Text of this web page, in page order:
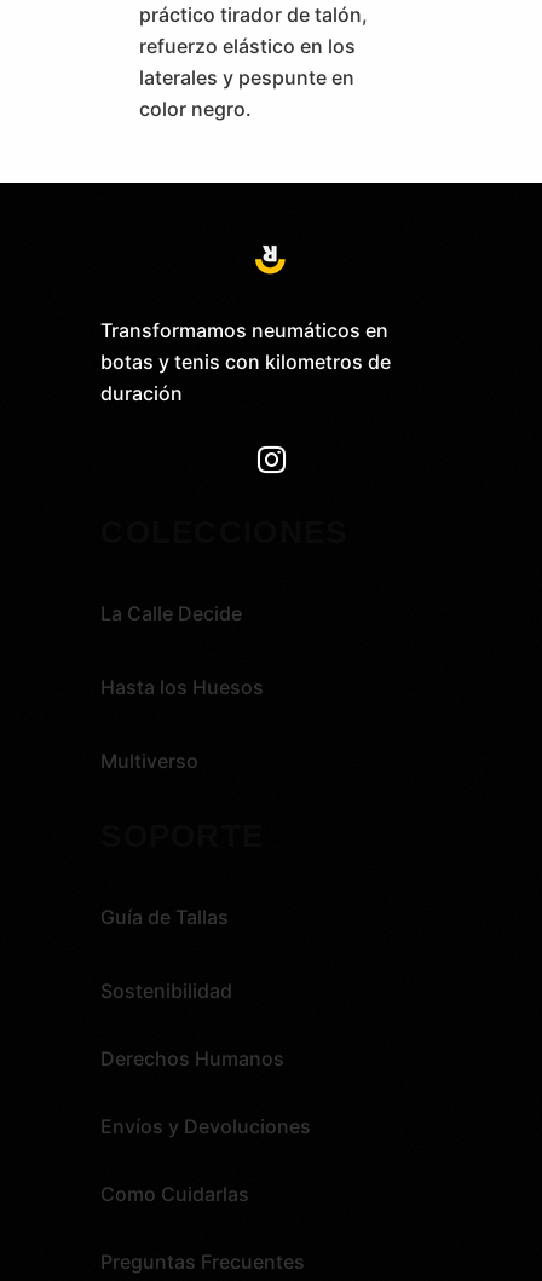
práctico tirador de talón,
refuerzo elástico en los
laterales y pespunte en
color negro.
Transformamos neumáticos en
botas y tenis con kilometros de
duración

La Calle Decide
Hasta los Huesos
Multiverso
Guía de Tallas
Sostenibilidad
Derechos Humanos
Envíos y Devoluciones
Como Cuidarlas
Preguntas Frecuentes